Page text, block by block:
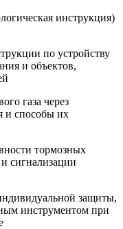
инструкция)
по устройству
и объектов,
газа через
и способы их
тормозных
сигнализации
защиты,
инструментом при